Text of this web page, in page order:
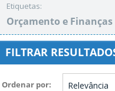
Etiquetas:
Orçamento e Finanças
FILTRAR
Ordenar por